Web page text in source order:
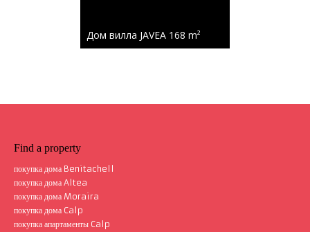
Дом вилла JAVEA 168 m²
Find a property
покупка дома Benitachell
покупка дома Altea
покупка дома Moraira
покупка дома Calp
покупка апартаменты Calp